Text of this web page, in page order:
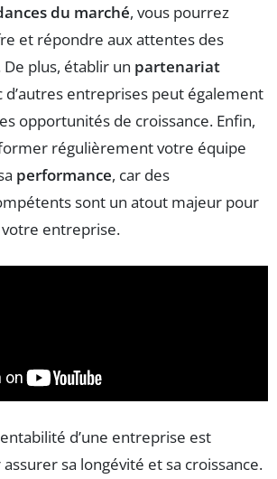
du marché, vous pourrez
et répondre aux attentes des
plus, établir un partenariat
d’autres entreprises peut également
opportunités de croissance. Enfin,
former régulièrement votre équipe
performance, car des
sont un atout majeur pour
entreprise.
d’une entreprise est
sa longévité et sa croissance.